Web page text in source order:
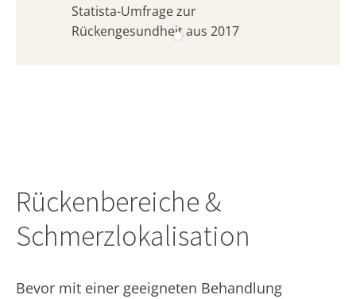
Statista-Umfrage zur
Rückengesundheit aus 2017
Rückenbereiche &
Schmerzlokalisation
Bevor mit einer geeigneten Behandlung